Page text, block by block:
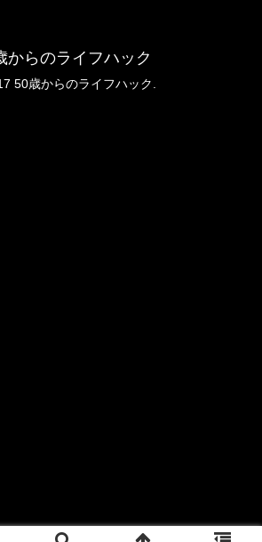
からのライフハック
50歳からのライフハック.